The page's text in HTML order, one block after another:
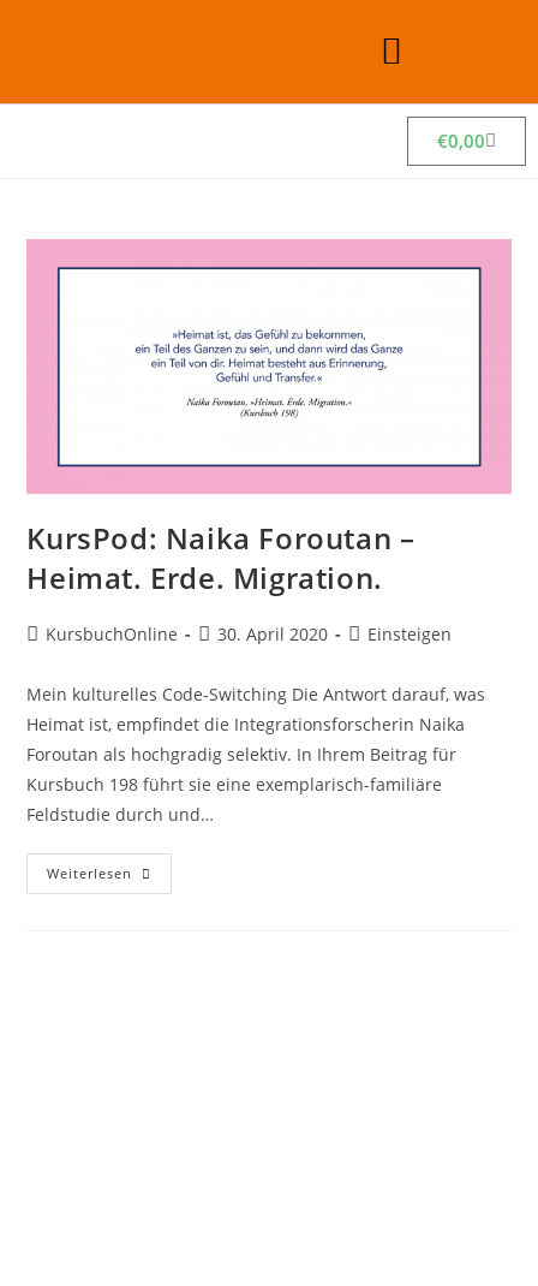
€0,00
KursPod: Naika Foroutan –
Heimat. Erde. Migration.
KursbuchOnline 30. April 2020 Einsteigen
Mein kulturelles Code-Switching Die Antwort darauf, was
Heimat ist, empfindet die Integrationsforscherin Naika
Foroutan als hochgradig selektiv. In Ihrem Beitrag für
Kursbuch 198 führt sie eine exemplarisch-familiäre
Feldstudie durch und…
Weiterlesen